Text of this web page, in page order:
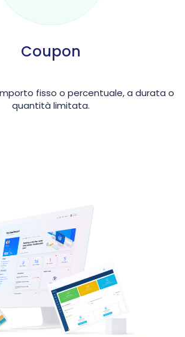
Coupon
fisso o percentuale, a durata o
quantità limitata.